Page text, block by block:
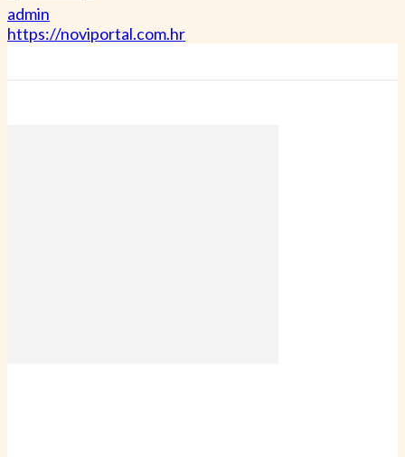
admin
https://noviportal.com.hr